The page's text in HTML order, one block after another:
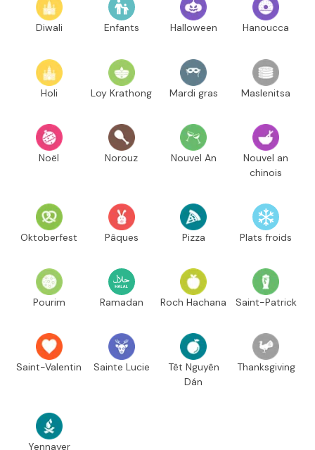
Diwali Enfants Halloween Hanoucca
Holi Loy Krathong Mardi gras Maslenitsa
Noël Norouz Nouvel An
Nouvel an
chinois
Oktoberfest Pâques Pizza Plats froids
Pourim Ramadan Roch Hachana Saint-Patrick
Saint-Valentin Sainte Lucie
Têt Nguyên
Dán
Thanksgiving
Yennayer